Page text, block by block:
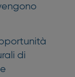
di